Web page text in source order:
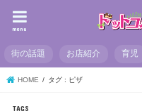
menu
街の話題 お店紹介 育児
HOME タグ : ピザ